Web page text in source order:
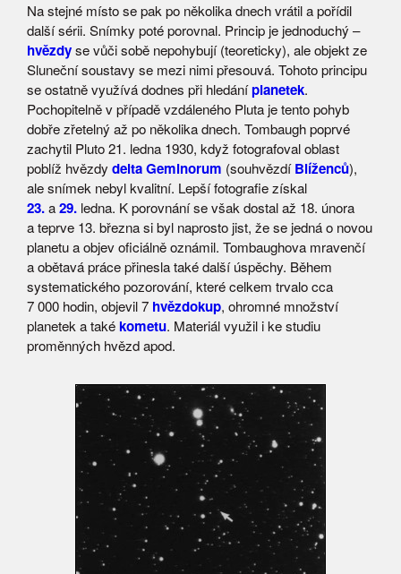
Na stejné místo se pak po několika dnech vrátil a pořídil
další sérii. Snímky poté porovnal. Princip je jednoduchý –
hvězdyse vůči sobě nepohybují (teoreticky), ale objekt ze
Sluneční soustavy se mezi nimi přesouvá. Tohoto principu
se ostatně využívá dodnes při hledáníplanetek.
Pochopitelně v případě vzdáleného Pluta je tento pohyb
dobře zřetelný až po několika dnech. Tombaugh poprvé
zachytil Pluto 21. ledna 1930, když fotografoval oblast
poblíž hvězdy delta Geminorum (souhvězdíBlíženců),
ale snímek nebyl kvalitní. Lepší fotografie získal
23.a29. ledna. K porovnání se však dostal až 18. února
a teprve 13. března si byl naprosto jist, že se jedná o novou
planetu a objev oficiálně oznámil. Tombaughova mravenčí
a obětavá práce přinesla také další úspěchy. Během
systematického pozorování, které celkem trvalo cca
7 000 hodin, objevil 7 hvězdokup, ohromné množství
planetek a takékometu. Materiál využil i ke studiu
proměnných hvězd apod.